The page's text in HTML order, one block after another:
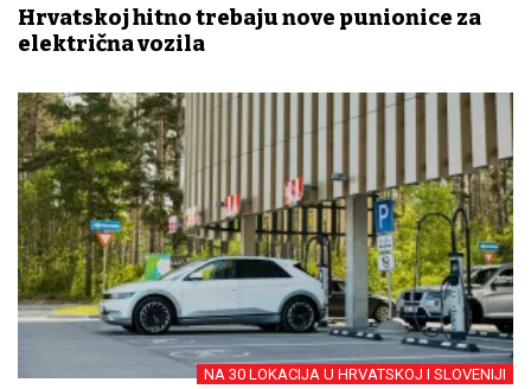
Hrvatskoj hitno trebaju nove punionice za
električna vozila
NA 30 LOKACIJA U HRVATSKOJ I SLOVENIJI